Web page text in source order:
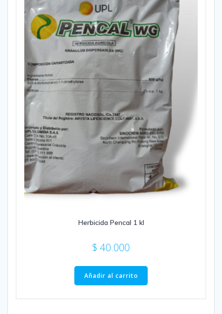
Herbicida Pencal 1 kl
$ 40.000
Añadir al carrito